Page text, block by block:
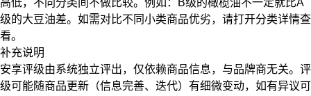
高低，不同分类间不做比较。例如：B级的橄榄油不一定就比A
级的大豆油差。如需对比不同小类商品优劣，请打开分类详情查
看。
补充说明
安享评级由系统独立评出，仅依赖商品信息， 与品牌商无关。评
级可能随商品更新（信息完善、迭代）有细微变动，如有异议可